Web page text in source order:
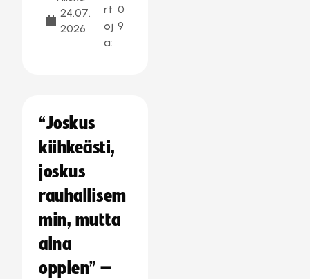
24.07.
2026
rt
oj
a:
0
9
“Joskus
kiihkeästi,
joskus
rauhallisem
min, mutta
aina
oppien” –